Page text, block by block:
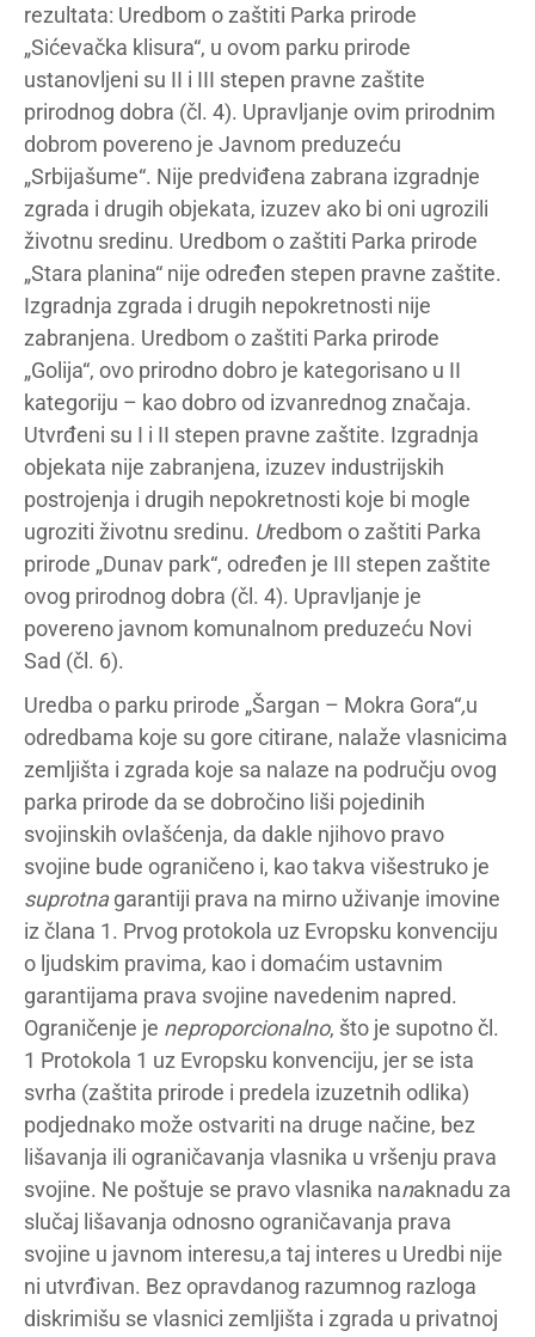
rezultata: Uredbom o zaštiti Parka prirode
„Sićevačka klisura“, u ovom parku prirode
ustanovljeni su II i III stepen pravne zaštite
prirodnog dobra (čl. 4). Upravljanje ovim prirodnim
dobrom povereno je Javnom preduzeću
„Srbijašume“. Nije predviđena zabrana izgradnje
zgrada i drugih objekata, izuzev ako bi oni ugrozili
životnu sredinu. Uredbom o zaštiti Parka prirode
„Stara planina“ nije određen stepen pravne zaštite.
Izgradnja zgrada i drugih nepokretnosti nije
zabranjena. Uredbom o zaštiti Parka prirode
„Golija“, ovo prirodno dobro je kategorisano u II
kategoriju – kao dobro od izvanrednog značaja.
Utvrđeni su I i II stepen pravne zaštite. Izgradnja
objekata nije zabranjena, izuzev industrijskih
postrojenja i drugih nepokretnosti koje bi mogle
ugroziti životnu sredinu. Uredbom o zaštiti Parka
prirode „Dunav park“, određen je III stepen zaštite
ovog prirodnog dobra (čl. 4). Upravljanje je
povereno javnom komunalnom preduzeću Novi
Sad (čl. 6).
Uredba o parku prirode „Šargan – Mokra Gora“,u
odredbama koje su gore citirane, nalaže vlasnicima
zemljišta i zgrada koje sa nalaze na području ovog
parka prirode da se dobročino liši pojedinih
svojinskih ovlašćenja, da dakle njihovo pravo
svojine bude ograničeno i, kao takva višestruko je
suprotnagarantiji prava na mirno uživanje imovine
iz člana 1. Prvog protokola uz Evropsku konvenciju
o ljudskim pravima, kao i domaćim ustavnim
garantijama prava svojine navedenim napred.
Ograničenje je neproporcionalno, što je supotno čl.
1 Protokola 1 uz Evropsku konvenciju, jer se ista
svrha (zaštita prirode i predela izuzetnih odlika)
podjednako može ostvariti na druge načine, bez
lišavanja ili ograničavanja vlasnika u vršenju prava
svojine. Ne poštuje se pravo vlasnika nanaknadu za
slučaj lišavanja odnosno ograničavanja prava
svojine u javnom interesu,a taj interes u Uredbi nije
ni utvrđivan. Bez opravdanog razumnog razloga
diskrimišu se vlasnici zemljišta i zgrada u privatnoj